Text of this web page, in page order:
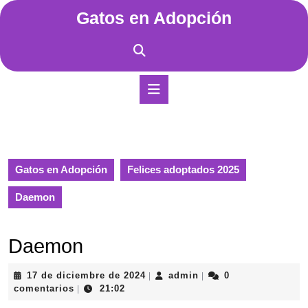
Saltar
Gatos en Adopción
Gatos en Adopción Felices adoptados 2025
Daemon
Daemon
17 de diciembre de 202417
admin admin
0
comentarios
21:02